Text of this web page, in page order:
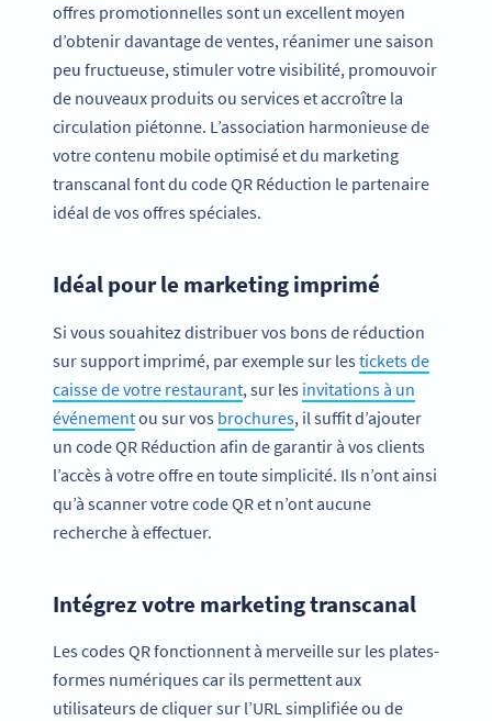
offres promotionnelles sont un excellent moyen
d’obtenir davantage de ventes, réanimer une saison
peu fructueuse, stimuler votre visibilité, promouvoir
de nouveaux produits ou services et accroître la
circulation piétonne. L’association harmonieuse de
votre contenu mobile optimisé et du marketing
transcanal font du code QR Réduction le partenaire
idéal de vos offres spéciales.
Idéal pour le marketing imprimé
Si vous souahitez distribuer vos bons de réduction
sur support imprimé, par exemple sur lestickets de
caisse de votre restaurant, sur les invitations à un
événementou sur vos brochures, il suffit d’ajouter
un code QR Réduction afin de garantir à vos clients
l’accès à votre offre en toute simplicité. Ils n’ont ainsi
qu’à scanner votre code QR et n’ont aucune
recherche à effectuer.
Intégrez votre marketing transcanal
Les codes QR fonctionnent à merveille sur les plates-
formes numériques car ils permettent aux
utilisateurs de cliquer sur l’URL simplifiée ou de